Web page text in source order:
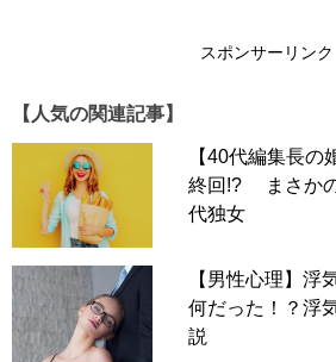
スポンサーリンク
【人気の関連記事】
【40代編集長の
終回!? まさか
代独女
【男性心理】浮
何だった！？浮
説